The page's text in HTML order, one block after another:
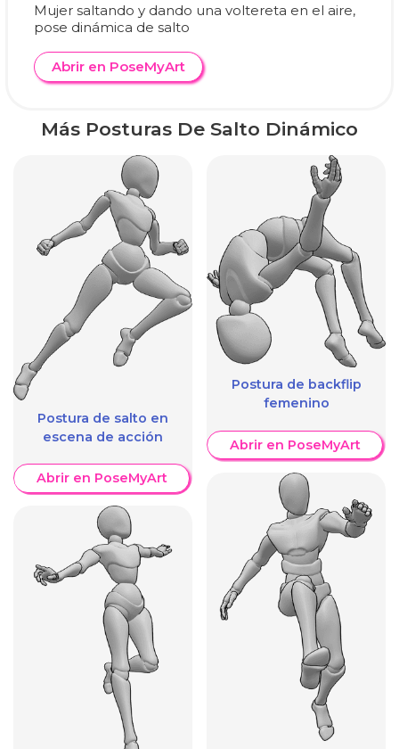
Mujer saltando y dando una voltereta en el aire,
pose dinámica de salto
Abrir en PoseMyArt
Más Posturas De Salto Dinámico
Postura de salto en
escena de acción
Abrir en PoseMyArt
Postura de backflip
femenino
Abrir en PoseMyArt